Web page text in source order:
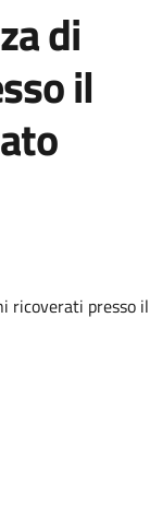
di
il
ricoverati presso il